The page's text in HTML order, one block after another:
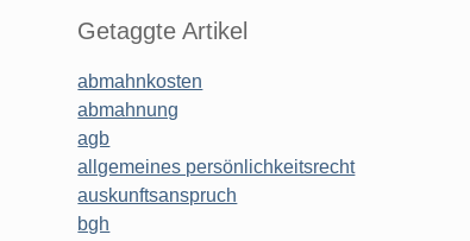
Getaggte Artikel
abmahnkosten
abmahnung
agb
allgemeines persönlichkeitsrecht
auskunftsanspruch
bgh